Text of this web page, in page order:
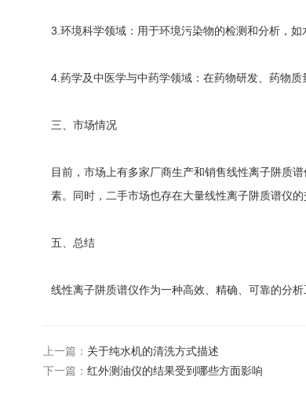
3.环境科学领域：用于环境污染物的检测和分析，如
4.药学及中医学与中药学领域：在药物研发、药物
三、市场情况
目前，市场上有多家厂商生产和销售线性离子阱质
素。同时，二手市场也存在大量线性离子阱质谱仪的
五、总结
线性离子阱质谱仪作为一种高效、精确、可靠的分
上一篇： 关于纯水机的清洗方式描述
下一篇： 红外测油仪的结果受到哪些方面影响